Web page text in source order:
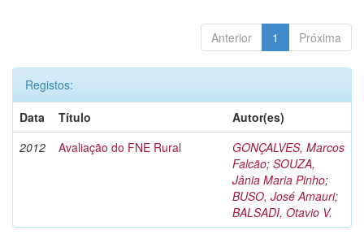
Anterior 1 Próxima
Registos:
Data
Título
Autor(es)
2012
Avaliação do FNE Rural
GONÇALVES, Marcos
Falcão; SOUZA,
Jânia Maria Pinho;
BUSO, José Amauri;
BALSADI, Otavio V.